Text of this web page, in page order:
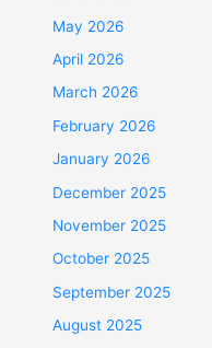
May 2026
April 2026
March 2026
February 2026
January 2026
December 2025
November 2025
October 2025
September 2025
August 2025